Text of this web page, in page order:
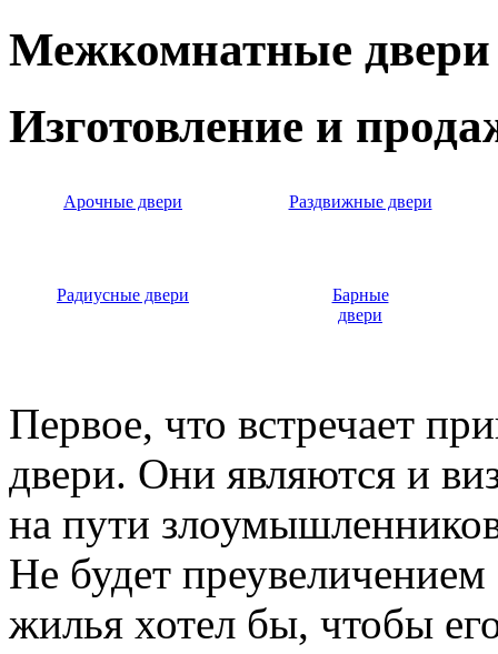
Межкомнатные двери
Изготовление и
Арочные двери Раздвижные двери
Радиусные двери
Барные
двери
Первое, что встречает
двери. Они являются и
на пути
Не будет
жилья хотел бы, чтобы